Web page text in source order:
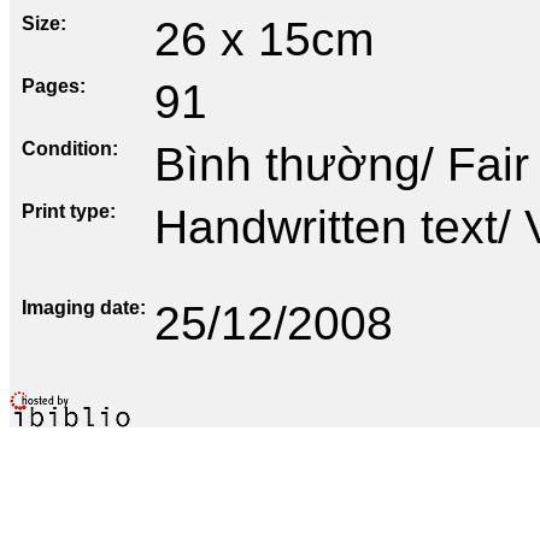
Size 26 x 15cm
Pages 91
Condition Bình thường/ Fair
Print type Handwritten text/
Imaging date 25/12/2008